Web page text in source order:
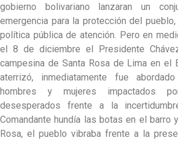
gobierno bolivariano lanzaran un
emergencia para la protección del
política pública de atención. Pero en
el 8 de diciembre el Presidente
campesina de Santa Rosa de Lima en el
aterrizó, inmediatamente fue
hombres y mujeres impactados
desesperados frente a la
Comandante hundía las botas en el barro
Rosa, el pueblo vibraba frente a la